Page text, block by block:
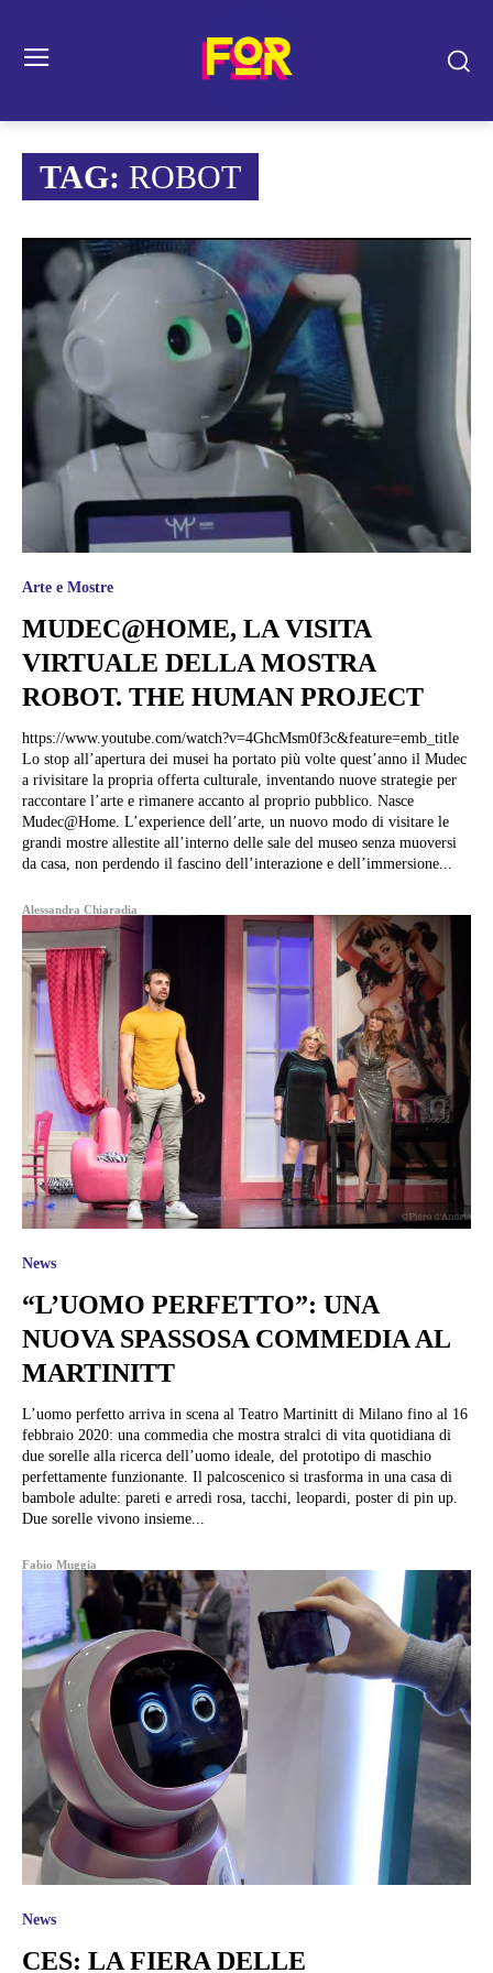
TAG: ROBOT
Arte e Mostre
MUDEC@HOME, LA VISITA
VIRTUALE DELLA MOSTRA
ROBOT. THE HUMAN PROJECT
https://www.youtube.com/watch?v=4GhcMsm0f3c&feature=emb_title
Lo stop all’apertura dei musei ha portato più volte quest’anno il Mudec
a rivisitare la propria offerta culturale, inventando nuove strategie per
raccontare l’arte e rimanere accanto al proprio pubblico. Nasce
Mudec@Home. L’experience dell’arte, un nuovo modo di visitare le
grandi mostre allestite all’interno delle sale del museo senza muoversi
da casa, non perdendo il fascino dell’interazione e dell’immersione...
Alessandra Chiaradia
News
“L’UOMO PERFETTO”: UNA
NUOVA SPASSOSA COMMEDIA AL
MARTINITT
L’uomo perfetto arriva in scena al Teatro Martinitt di Milano fino al 16
febbraio 2020: una commedia che mostra stralci di vita quotidiana di
due sorelle alla ricerca dell’uomo ideale, del prototipo di maschio
perfettamente funzionante. Il palcoscenico si trasforma in una casa di
bambole adulte: pareti e arredi rosa, tacchi, leopardi, poster di pin up.
Due sorelle vivono insieme...
Fabio Muggia
News
CES: LA FIERA DELLE